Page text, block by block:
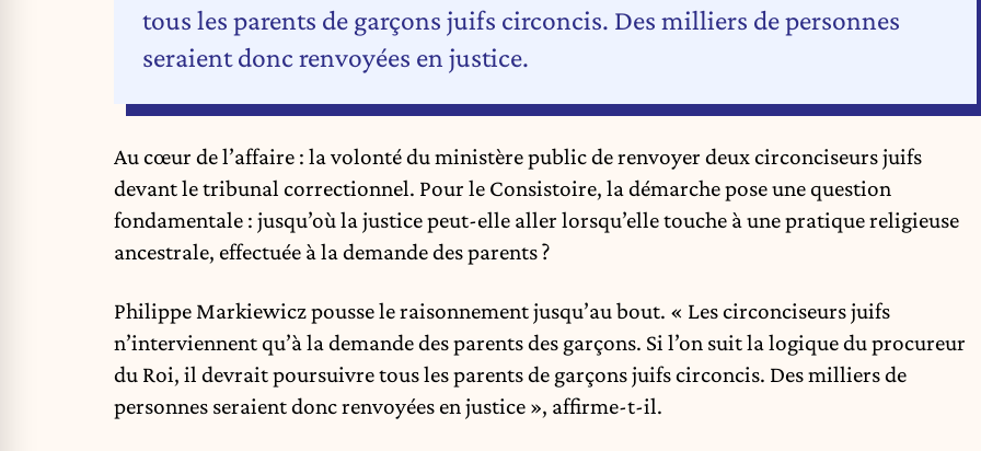
tous les parents de garçons juifs circoncis. Des milliers de personnes
seraient donc renvoyées en justice.
Au cœur de l’affaire : la volonté du ministère public de renvoyer deux circonciseurs juifs
devant le tribunal correctionnel. Pour le Consistoire, la démarche pose une question
fondamentale : jusqu’où la justice peut-elle aller lorsqu’elle touche à une pratique religieuse
ancestrale, effectuée à la demande des parents ?
Philippe Markiewicz pousse le raisonnement jusqu’au bout. « Les circonciseurs juifs
n’interviennent qu’à la demande des parents des garçons. Si l’on suit la logique du procureur
du Roi, il devrait poursuivre tous les parents de garçons juifs circoncis. Des milliers de
personnes seraient donc renvoyées en justice », affirme-t-il.